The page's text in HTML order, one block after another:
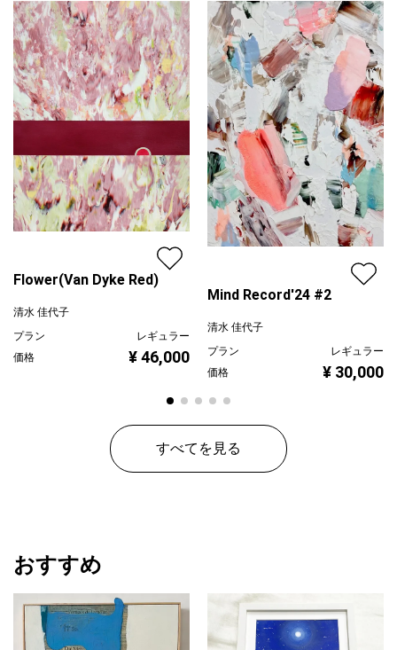
ジャンル
抽象画
配送目安
二週間以内
す。
薄い皮膚から他人の痛みが染み込んでくるとき、
それが“あなたの痛み”なのか、“私の痛み”なのか、わからなくなる
ことがあります。
誰かの痛みが、自分の皮膚の下に入り込み、
私の皮膚をやわらかく押し広げ、じわじわと浸透し、気がつけば
自分という形が輪郭を失い、霞んでゆくのです。
私の見る景色とあなたの目に映る世界は、どう足掻いても交わる
ことなく、
そのことをはがゆく思いながらも、ただ静かな空白だけが心に降
嵌め殺しの窓に映る歪んだ景色は全ての境界線を曖昧にし、開く
ことのないまま、私に同じ景色を見せ続けます。
私はその歪な窓から自分にだけ見える世界を、 ひとりきりで眺め
ています。
Flower(Van Dyke Red)
清水 佳代子
プラン
レギュラー
価格
¥ 46,000
Mind Record'24 #2
清水 佳代子
プラン
レギュラー
価格
¥ 30,000
すべてを見る
おすすめ